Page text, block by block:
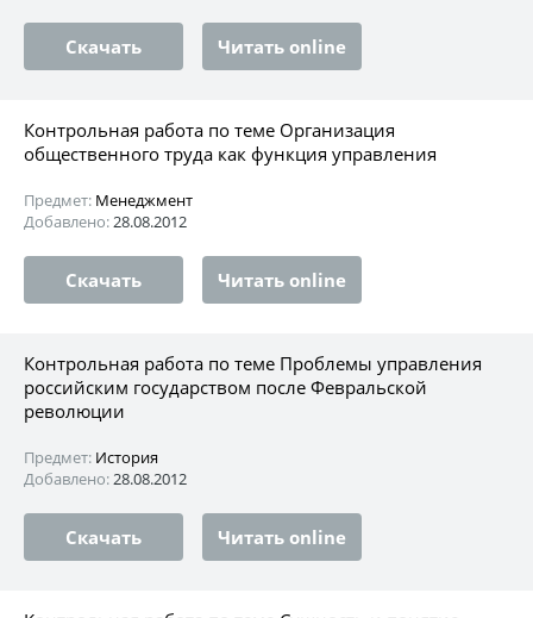
Скачать Читать online
Контрольная работа по теме Организация
общественного труда как функция управления
Предмет: Менеджмент
Добавлено:28.08.2012
Скачать Читать online
Контрольная работа по теме Проблемы управления
российским государством после Февральской
революции
Предмет: История
Добавлено:28.08.2012
Скачать Читать online